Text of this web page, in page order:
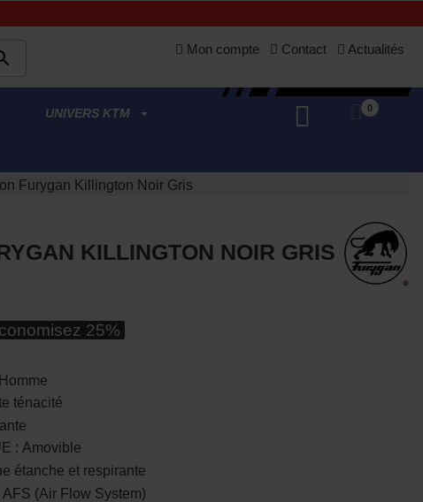
Mon compte Contact Actualités
UNIVERS KTM 0
Furygan Killington Noir Gris
KILLINGTON NOIR GRIS
25%
ténacité
: Amovible
étanche et respirante
(Air Flow System)